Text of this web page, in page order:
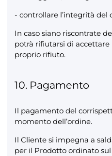
- controllare l’integrità del
In caso siano riscontrate
potrà rifiutarsi di accettare
proprio rifiuto.
10. Pagamento
Il pagamento del
momento dell’ordine.
Il Cliente si impegna a
per il Prodotto ordinato